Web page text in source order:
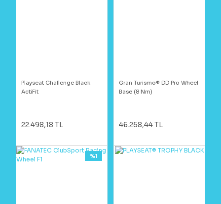
Playseat Challenge Black
ActiFit
22.498,18 TL
Gran Turismo® DD Pro Wheel
Base (8 Nm)
46.258,44 TL
%1